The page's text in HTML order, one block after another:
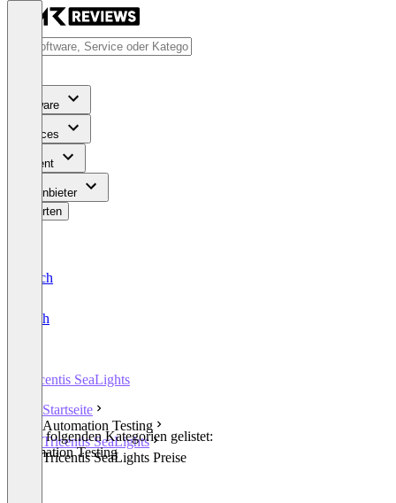
Software
Services
Content
Für Anbieter
Bewerten
Deutsch
English
Tricentis SeaLights
Startseite
Automation Testing
Tricentis SeaLights
Tricentis SeaLights Preise
In den folgenden Kategorien gelistet:
Automation Testing